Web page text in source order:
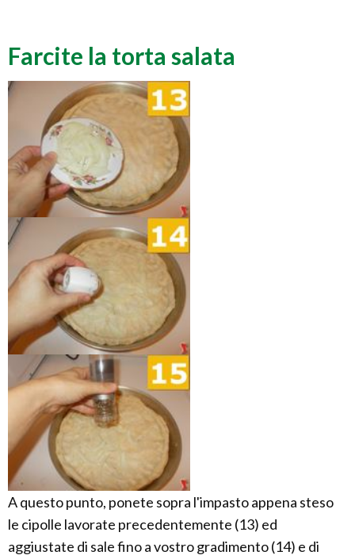
Farcite la torta salata
A questo punto, ponete sopra l'impasto appena steso
le cipolle lavorate precedentemente (13) ed
aggiustate di sale fino a vostro gradimento (14) e di